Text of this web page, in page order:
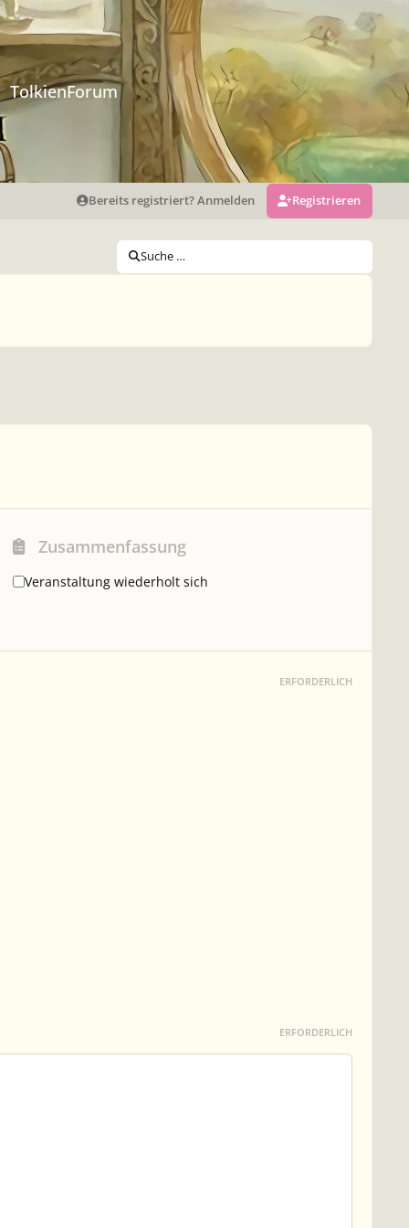
TolkienForum
Bereits registriert? Anmelden Registrieren
Suche …
Zusammenfassung
Veranstaltung wiederholt sich
ERFORDERLICH
ERFORDERLICH